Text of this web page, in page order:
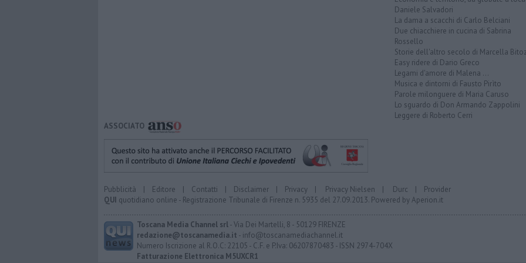
Daniele Salvadori
La dama a scacchi di Carlo Belciani
Due chiacchiere in cucina di Sabrina
Rossello
Storie dell'altro secolo di Marcella
Easy ridere di Dario Greco
Legami d'amore di Malena ...
Musica e dintorni di Fausto Pirìto
Parole milonguere di Maria Caruso
Lo sguardo di Don Armando Zappolini
Leggere di Roberto Cerri
ASSOCIATO
Pubblicità | Editore | Contatti | Disclaimer | Privacy | Privacy Nielsen | Durc | Provider
QUI quotidiano online - Registrazione Tribunale di Firenze n. 5935 del 27.09.2013. Powered byAperion.it
Toscana Media Channel srl- Via Dei Martelli, 8 - 50129 FIRENZE
redazione@toscanamedia.it - info@toscanamediachannel.it
Numero Iscrizione al R.O.C: 22105 - C.F. e P.Iva: 06207870483 - ISSN 2974-704X
Fatturazione Elettronica M5UXCR1